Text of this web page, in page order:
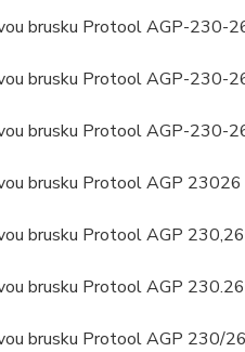
brusku Protool AGP-230-
brusku Protool AGP-230-
brusku Protool AGP-230-
brusku Protool AGP
brusku Protool AGP
brusku Protool AGP
brusku Protool AGP 230/